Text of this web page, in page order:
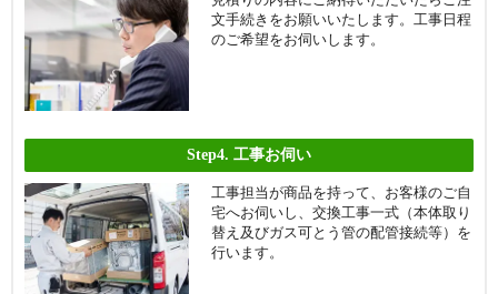
文手続きをお願いいたします。工事日程
のご希望をお伺いします。
Step4. 工事お伺い
工事担当が商品を持って、お客様のご自
宅へお伺いし、交換工事一式（本体取り
替え及びガス可とう管の配管接続等）を
行います。